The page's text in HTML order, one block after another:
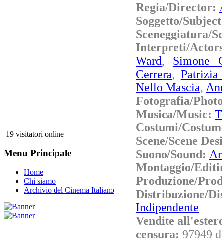
19 visitatori online
Menu Principale
Home
Chi siamo
Archivio del Cinema Italiano
Regia/Director:
Soggetto/
Sceneggiatura/
Interpreti/
Ward, Simone
Cerrera,
Nello Mascia,
Fotografia/
Musica/Music:
Costumi/
Scene/Scene
Suono/Sound:
Montaggio/
Produzione/
Indipendente
Vendite
censura: 97949